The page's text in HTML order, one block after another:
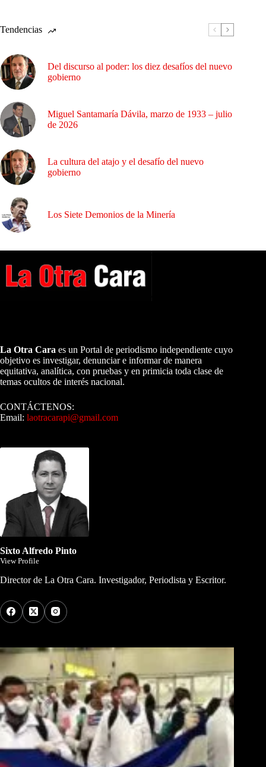
Tendencias
Del discurso al poder: los diez desafíos del nuevo
gobierno
Miguel Santamaría Dávila, marzo de 1933 – julio
de 2026
La cultura del atajo y el desafío del nuevo
gobierno
Los Siete Demonios de la Minería
La Otra Cara es un Portal de periodismo independiente cuyo
objetivo es investigar, denunciar e informar de manera
equitativa, analítica, con pruebas y en primicia toda clase de
temas ocultos de interés nacional.
CONTÁCTENOS:
Email: laotracarapi@gmail.com
Sixto Alfredo Pinto
View Profile
Director de La Otra Cara. Investigador, Periodista y Escritor.